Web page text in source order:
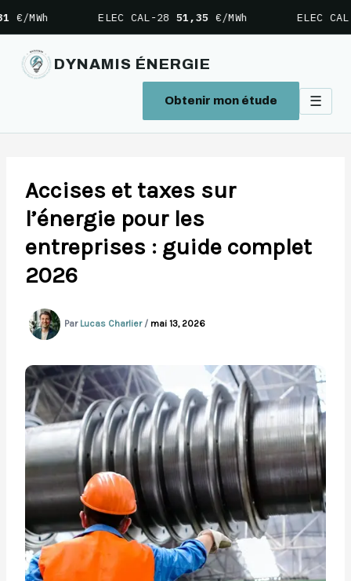
ELEC CAL-2851,35€/MWh ELEC CAL-29
DYNAMIS ÉNERGIE
Obtenir mon étude ☰
contenuAccises et taxes sur
l’énergie pour les
entreprises : guide complet
2026
Par Lucas Charlier / mai 13, 2026